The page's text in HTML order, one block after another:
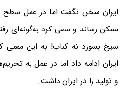
ایران سخن نگفت اما در عمل سطح
ممکن رساند و سعی کرد به‌گونه‌ای
سیخ بسوزد نه کباب! به این
ایران ادامه داد اما در عمل به
و تولید را در ایران داشت.